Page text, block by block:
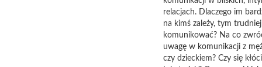
relacjach. Dlaczego im
na kimś zależy, tym
komunikować? Na co
uwagę w komunikacji z
czy dzieckiem? Czy się